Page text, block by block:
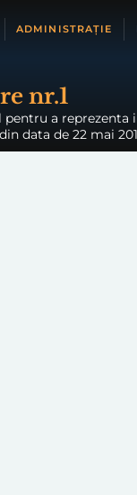
ADMINISTRAȚIE
nr.1
a
data de 22 mai